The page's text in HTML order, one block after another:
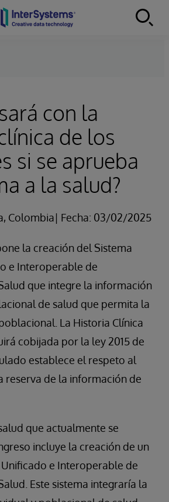
con la
de los
si se aprueba
a la salud?
Colombia| Fecha: 03/02/2025
la creación del Sistema
e Interoperable de
que integre la información
de salud que permita la
La Historia Clínica
cobijada por la ley 2015 de
establece el respeto al
reserva de la información de
que actualmente se
incluye la creación de un
e Interoperable de
Este sistema integraría la